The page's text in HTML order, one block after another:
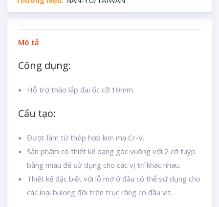
Mô tả
Công dụng:
Hỗ trợ tháo lắp đai ốc cỡ 10mm.
Cấu tạo:
Được làm từ thép hợp kim mạ Cr-V.
Sản phẩm có thiết kế dạng góc vuông với 2 cỡ tuýp
bằng nhau để sử dụng cho các vị trí khác nhau.
Thiết kế đặc biệt với lỗ mở ở đầu có thể sử dụng cho
các loại bulong đôi trên trục răng có đầu vít.